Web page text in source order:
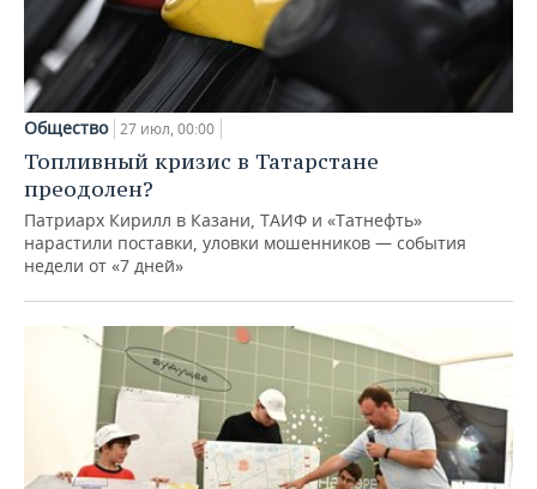
Общество 27 июл, 00:00
Топливный кризис в Татарстане
преодолен?
Патриарх Кирилл в Казани, ТАИФ и «Татнефть»
нарастили поставки, уловки мошенников — события
недели от «7 дней»